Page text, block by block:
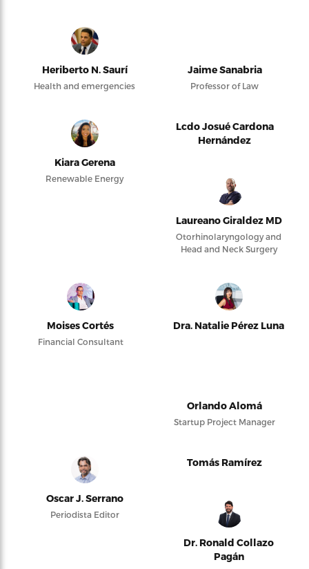
Heriberto N. Saurí
Health and emergencies
Jaime Sanabria
Professor of Law
Kiara Gerena
Renewable Energy
Lcdo Josué Cardona
Hernández
Laureano Giraldez MD
Otorhinolaryngology and
Head and Neck Surgery
Moises Cortés
Financial Consultant
Dra. Natalie Pérez Luna
Orlando Alomá
Startup Project Manager
Oscar J. Serrano
Periodista Editor
Tomás Ramírez
Dr. Ronald Collazo
Pagán